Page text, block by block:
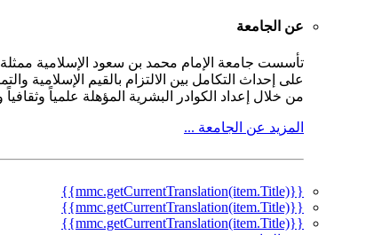
عن الجامعة
على إحداث التكامل بين الالتزام بالقيم الإسلامية
من خلال إعداد الكوادر البشرية المؤهلة علمياً
المزيد عن الجامعة ...
{{mmc.getCurrentTranslation(item.Title)}}
{{mmc.getCurrentTranslation(item.Title)}}
{{mmc.getCurrentTranslation(item.Title)}}